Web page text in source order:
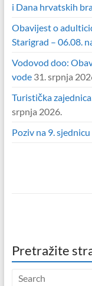
i Dana hrvatskih
Obavijest o
Starigrad – 06.08.
Vodovod doo:
vode 31. srpnja
Turistička
srpnja 2026.
Poziv na 9.
Pretražite